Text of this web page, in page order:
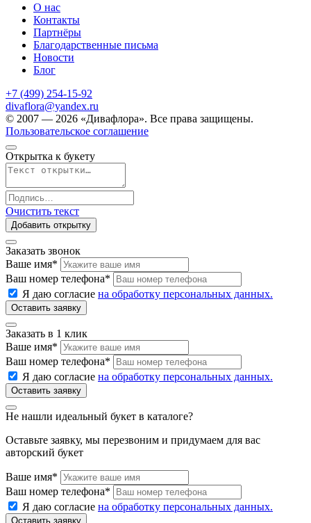
О нас
Контакты
Партнёры
Благодарственные письма
Новости
Блог
+7 (499) 254-15-92
divaflora@yandex.ru
© 2007 — 2026 «Дивафлора». Все права защищены.
Пользовательское соглашение
Открытка к букету
Очистить текст
Добавить открытку
Заказать звонок
Ваше имя*
Ваш номер телефона*
Я даю согласие на обработку персональных данных.
Заказать в 1 клик
Ваше имя*
Ваш номер телефона*
Я даю согласие на обработку персональных данных.
Не нашли идеальный букет в каталоге?
Оставьте заявку, мы перезвоним и придумаем для вас
авторский букет
Ваше имя*
Ваш номер телефона*
Я даю согласие на обработку персональных данных.